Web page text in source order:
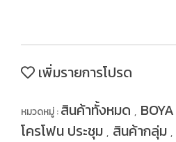
เพิ่มรายการโปรด
หมวดหมู่ :สินค้าทั้งหมด , BOYA
โครโฟน ประชุม , สินค้ากลุ่ม ,